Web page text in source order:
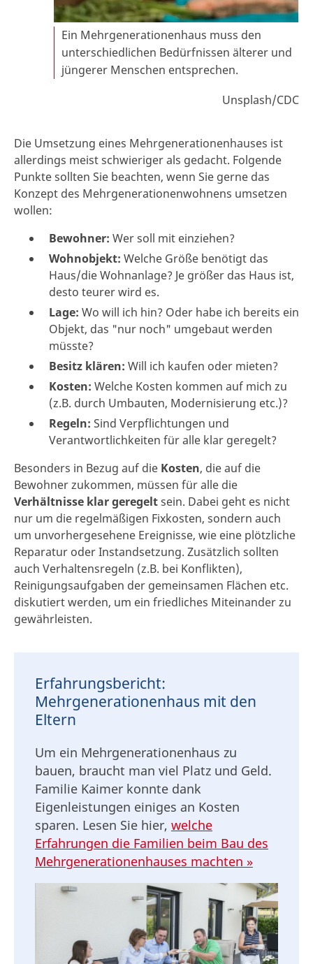
Ein Mehrgenerationenhaus muss den
unterschiedlichen Bedürfnissen älterer und
jüngerer Menschen entsprechen.
Unsplash/CDC
Die Umsetzung eines Mehrgenerationenhauses ist
allerdings meist schwieriger als gedacht. Folgende
Punkte sollten Sie beachten, wenn Sie gerne das
Konzept des Mehrgenerationenwohnens umsetzen
wollen:
Bewohner: Wer soll mit einziehen?
Wohnobjekt: Welche Größe benötigt das
Haus/die Wohnanlage? Je größer das Haus ist,
desto teurer wird es.
Lage: Wo will ich hin? Oder habe ich bereits ein
Objekt, das "nur noch" umgebaut werden
müsste?
Besitz klären: Will ich kaufen oder mieten?
Kosten: Welche Kosten kommen auf mich zu
(z.B. durch Umbauten, Modernisierung etc.)?
Regeln: Sind Verpflichtungen und
Verantwortlichkeiten für alle klar geregelt?
Besonders in Bezug auf die Kosten, die auf die
Bewohner zukommen, müssen für alle die
Verhältnisse klar geregeltsein. Dabei geht es nicht
nur um die regelmäßigen Fixkosten, sondern auch
um unvorhergesehene Ereignisse, wie eine plötzliche
Reparatur oder Instandsetzung. Zusätzlich sollten
auch Verhaltensregeln (z.B. bei Konflikten),
Reinigungsaufgaben der gemeinsamen Flächen etc.
diskutiert werden, um ein friedliches Miteinander zu
gewährleisten.
Erfahrungsbericht:
Mehrgenerationenhaus mit den
Eltern
Um ein Mehrgenerationenhaus zu
bauen, braucht man viel Platz und Geld.
Familie Kaimer konnte dank
Eigenleistungen einiges an Kosten
sparen. Lesen Sie hier, welche
Erfahrungen die Familien beim Bau des
Mehrgenerationenhauses machten »